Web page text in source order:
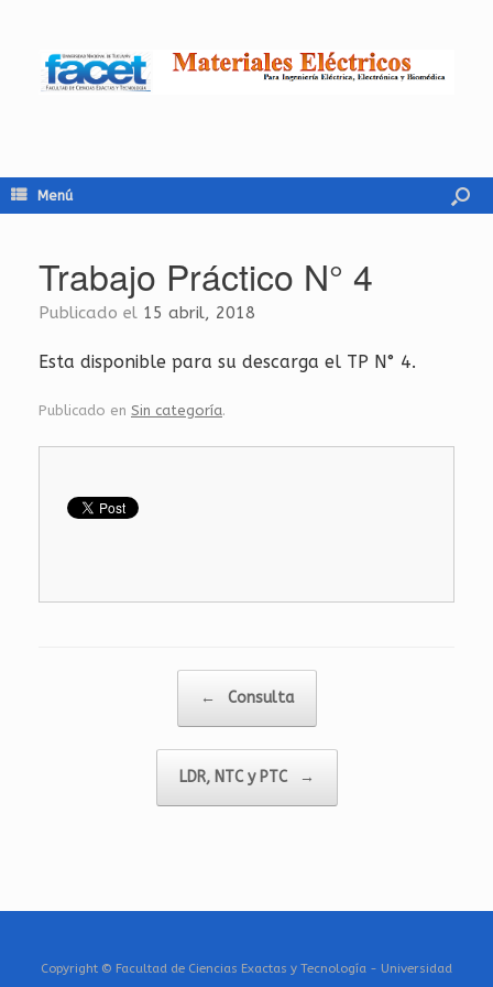
Menú
Trabajo Práctico N° 4
Publicado el 15 abril, 2018
Esta dis­po­ni­ble para su des­car­ga el TP N° 4.
Publicado en Sin categoría.
← Consulta
LDR, NTC y PTC →
Copyright © Facultad de Ciencias Exactas y Tecnología - Universidad